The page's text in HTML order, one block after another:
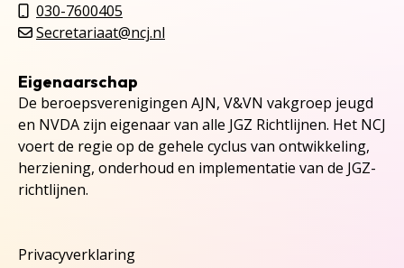
030-7600405
Secretariaat@ncj.nl
Eigenaarschap
De beroepsverenigingen AJN, V&VN vakgroep jeugd
en NVDA zijn eigenaar van alle JGZ Richtlijnen. Het NCJ
voert de regie op de gehele cyclus van ontwikkeling,
herziening, onderhoud en implementatie van de JGZ-
richtlijnen.
Privacyverklaring